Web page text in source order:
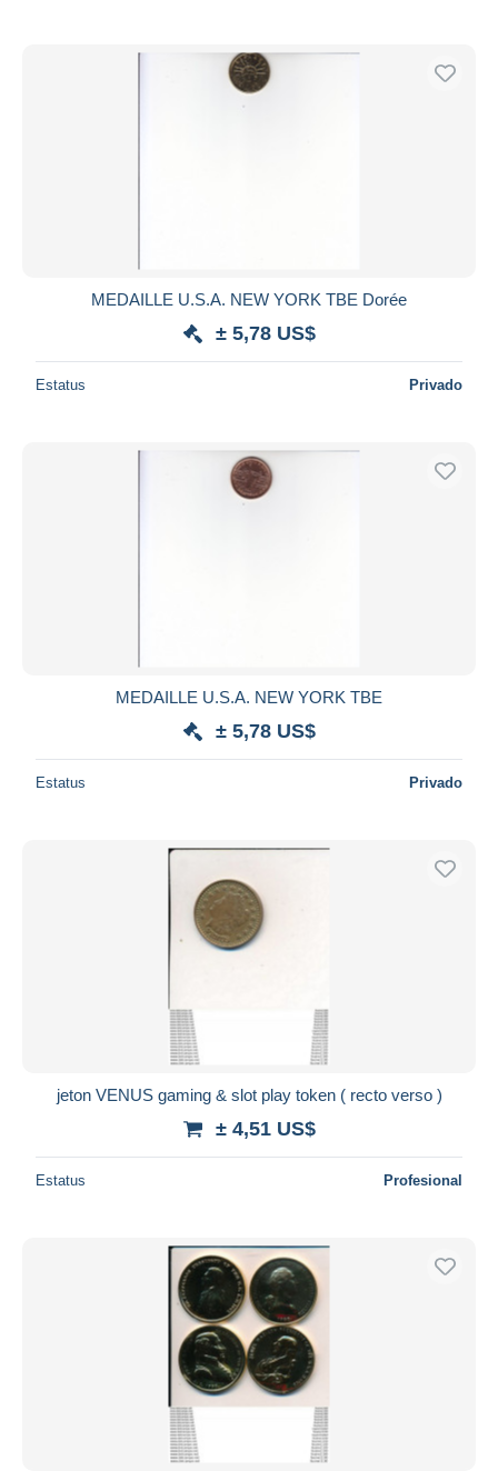
MEDAILLE U.S.A. NEW YORK TBE Dorée
± 5,78 US$
Estatus Privado
MEDAILLE U.S.A. NEW YORK TBE
± 5,78 US$
Estatus Privado
jeton VENUS gaming & slot play token ( recto verso )
± 4,51 US$
Estatus Profesional